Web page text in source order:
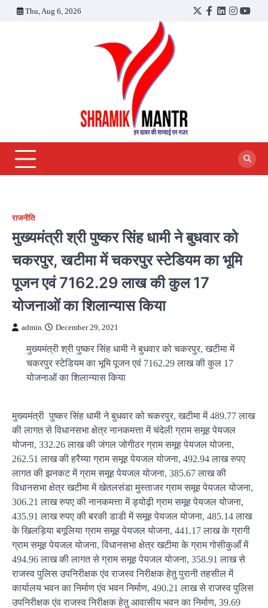
Thu, Aug 6, 2026
Twitter
Facebook
LinkedIn
राजनीति
मुख्यमंत्री श्री पुष्कर सिंह धामी ने बुधवार को
चकरपुर, खटीमा में चकरपुर स्टेडियम का भूमि
पूजन एवं 7162.29 लाख की कुल 17
योजनाओं का शिलान्यास किया
admin December 29, 2021
मुख्यमंत्री श्री पुष्कर सिंह धामी ने बुधवार को चकरपुर, खटीमा में
चकरपुर स्टेडियम का भूमि पूजन एवं 7162.29 लाख की कुल 17
योजनाओं का शिलान्यास किया
मुख्यमंत्री पुष्कर सिंह धामी ने बुधवार को चकरपुर, खटीमा में 489.77 लाख
की लागत से विधानसभा क्षेत्र नानकमत्ता में चंदेली ग्राम समूह पेयजल
योजना, 332.26 लाख की जंगल जोगीठर ग्राम समूह पेयजल योजना,
262.51 लाख की हरैय्या ग्राम समूह पेयजल योजना, 492.94 लाख रुपए
लागत की झनकट में ग्राम समूह पेयजल योजना, 385.67 लाख की
विधानसभा क्षेत्र खटीमा में खेतलसंडा मुस्ताजर ग्राम समूह पेयजल योजना,
306.21 लाख रुपए की नानकमत्ता में ड्योढ़ी ग्राम समूह पेयजल योजना,
435.91 लाख रुपए की बरकी डाडी में समूह पेयजल योजना, 485.14 लाख
के खिलड़िया बगूलिया ग्राम समूह पेयजल योजना, 441.17 लाख के ग्रागी
ग्राम समूह पेयजल योजना, विधानसभा क्षेत्र खटीमा के ग्राम गोसीकुआँ में
494.96 लाख की लागत से ग्राम समूह पेयजल योजना, 358.91 लाख से
राजस्व पुलिस उपनिरीक्षक एंव राजस्व निरीक्षक हेतु पुरानी तहसील में
कार्यालय भवन का निर्माण एंव भवन निर्माण, 490.21 लाख से राजस्व पुलिस
उपनिरीक्षक एंव राजस्व निरीक्षक हेतु आवासीय भवन का निर्माण, 39.69